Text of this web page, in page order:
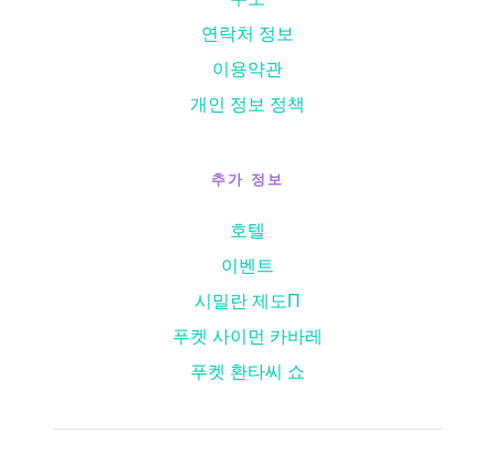
연락처 정보
이용약관
개인 정보 정책
추가 정보
호텔
이벤트
시밀란 제도П
푸켓 사이먼 카바레
푸켓 환타씨 쇼